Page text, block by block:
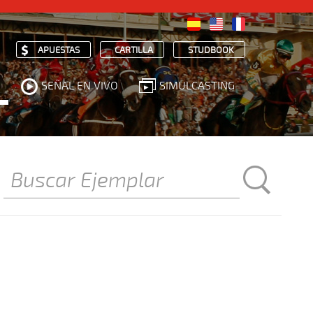
APUESTAS CARTILLA STUDBOOK
SEÑAL EN VIVO SIMULCASTING